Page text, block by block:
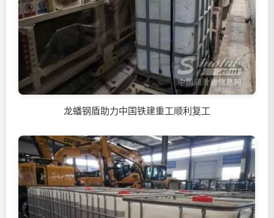
龙蟠钢盾助力中国铁建重工顺利复工